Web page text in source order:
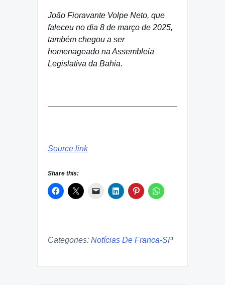
João Fioravante Volpe Neto, que
faleceu no dia 8 de março de 2025,
também chegou a ser
homenageado na Assembleia
Legislativa da Bahia.
Source link
Share this:
Categories: Notícias De Franca-SP